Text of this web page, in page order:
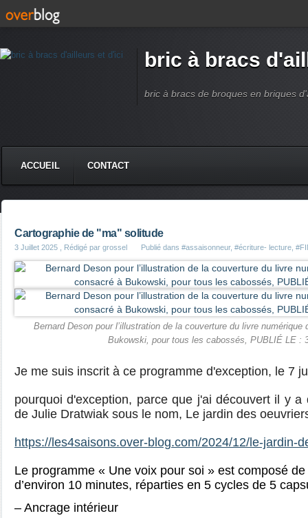
bric à bracs
bric à bracs de broques en briques
ACCUEIL CONTACT
Cartographie de "ma" solitude
3 Juillet 2025 , Rédigé par grossel Publié dans #assaisonneur, #écriture- lecture
Bernard Deson pour l’illustration de la couverture du livre
Bukowski, pour tous les cabossés, PUBLIÉ LE :
Je me suis inscrit à ce programme d'exception, le 7
pourquoi d'exception, parce que j'ai découvert il y
de Julie Dratwiak sous le nom, Le jardin des
https://les4saisons.over-blog.com/2024/12/le-jardin-
Le programme « Une voix pour soi » est composé
d’environ 10 minutes, réparties en 5 cycles de 5
– Ancrage intérieur